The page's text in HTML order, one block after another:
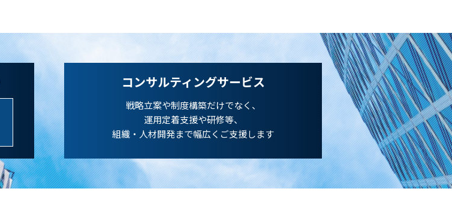
コンサルティングサービス
戦略立案や制度構築だけでなく、
運用定着支援や研修等、
組織・人材開発まで幅広くご支援します